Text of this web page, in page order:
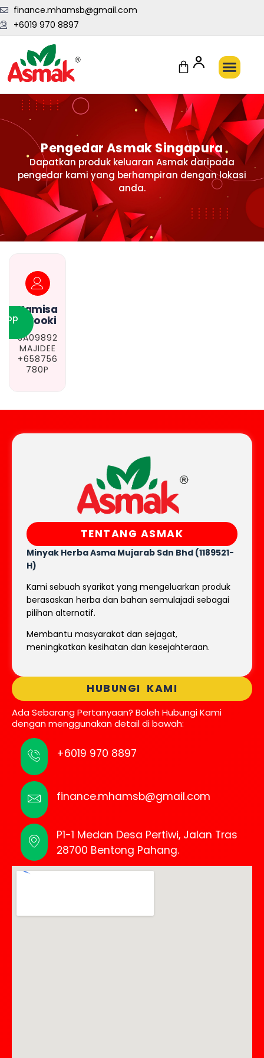
+6019 970 8897
finance.mhamsb@gmail.com
Penghantaran Pantas Setiap Hari
Pengedar Asmak Singapura
Dapatkan produk keluaran Asmak daripada
pengedar kami yang berhampiran dengan lokasi
anda.
Kamisa
h Sooki
SA09892
MAJIDEE
+658756
780P
TENTANG ASMAK
Minyak Herba Asma Mujarab Sdn Bhd (1189521-
H)
Kami sebuah syarikat yang mengeluarkan produk
berasaskan herba dan bahan semulajadi sebagai
pilihan alternatif.
Membantu masyarakat dan sejagat,
meningkatkan kesihatan dan kesejahteraan.
HUBUNGI KAMI
Ada Sebarang Pertanyaan? Boleh Hubungi Kami
dengan menggunakan detail di bawah:
+6019 970 8897
finance.mhamsb@gmail.com
P1-1 Medan Desa Pertiwi, Jalan Tras
28700 Bentong Pahang.